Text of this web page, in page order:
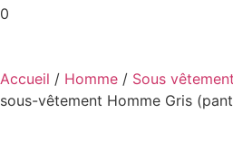
0
Accueil / Homme / Sous vêtement
sous-vêtement Homme Gris